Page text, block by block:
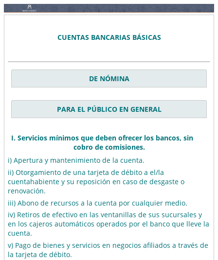
CUENTAS BANCARIAS BÁSICAS
DE NÓMINA
PARA EL PÚBLICO EN GENERAL
I. Servicios mínimos que deben ofrecer los bancos, sin
cobro de comisiones.
i) Apertura y mantenimiento de la cuenta.
ii) Otorgamiento de una tarjeta de débito a el/la
cuentahabiente y su reposición en caso de desgaste o
renovación.
iii) Abono de recursos a la cuenta por cualquier medio.
iv) Retiros de efectivo en las ventanillas de sus sucursales y
en los cajeros automáticos operados por el banco que lleve la
cuenta.
v) Pago de bienes y servicios en negocios afiliados a través de
la tarjeta de débito.